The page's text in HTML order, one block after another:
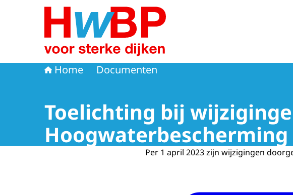
Naar de homepage van Hoogwaterbeschermingsprogramma
Home Documenten
Toelichting bij
Hoogwaterbescherming
Per 1 april 2023 zijn wijzigingen